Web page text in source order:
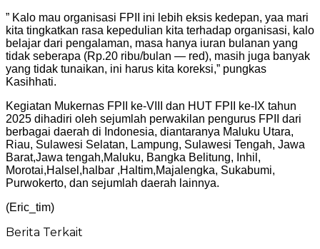
” Kalo mau organisasi FPII ini lebih eksis kedepan, yaa mari
kita tingkatkan rasa kepedulian kita terhadap organisasi, kalo
belajar dari pengalaman, masa hanya iuran bulanan yang
tidak seberapa (Rp.20 ribu/bulan — red), masih juga banyak
yang tidak tunaikan, ini harus kita koreksi,” pungkas
Kasihhati.
Kegiatan Mukernas FPII ke-VIII dan HUT FPII ke-IX tahun
2025 dihadiri oleh sejumlah perwakilan pengurus FPII dari
berbagai daerah di Indonesia, diantaranya Maluku Utara,
Riau, Sulawesi Selatan, Lampung, Sulawesi Tengah, Jawa
Barat,Jawa tengah,Maluku, Bangka Belitung, Inhil,
Morotai,Halsel,halbar ,Haltim,Majalengka, Sukabumi,
Purwokerto, dan sejumlah daerah lainnya.
(Eric_tim)
Berita Terkait